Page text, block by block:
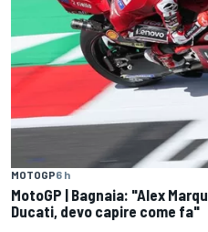
MOTOGP6 h
MotoGP | Bagnaia: "Alex
Ducati, devo capire come fa"